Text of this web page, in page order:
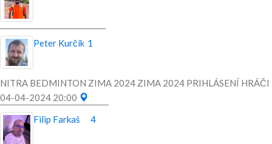
Peter Kurčík 1
NITRA BEDMINTON ZIMA 2024 ZIMA 2024 PRIHLÁSENÍ HRÁČI
04-04-2024 20:00
Filip Farkaš
4